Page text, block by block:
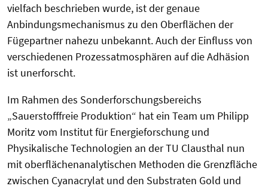
vielfach beschrieben wurde, ist der genaue
Anbindungsmechanismus zu den Oberflächen der
Fügepartner nahezu unbekannt. Auch der Einfluss von
verschiedenen Prozessatmosphären auf die Adhäsion
ist unerforscht.
Im Rahmen des Sonderforschungsbereichs
„Sauerstofffreie Produktion“ hat ein Team um Philipp
Moritz vom Institut für Energieforschung und
Physikalische Technologien an der TU Clausthal nun
mit oberflächenanalytischen Methoden die Grenzfläche
zwischen Cyanacrylat und den Substraten Gold und